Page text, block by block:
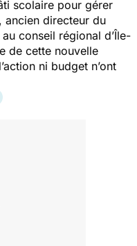
scolaire pour gérer
ancien directeur du
conseil régional d’Île-
de cette nouvelle
ni budget n’ont